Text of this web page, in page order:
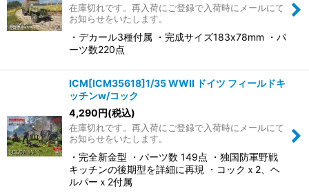
在庫切れです。再入荷にご登録で入荷時にメールにて
お知らせをいたします。
・デカール3種付属 ・完成サイズ183x78mm ・パ
ーツ数220点
ICM[ICM35618]1/35 WWII ドイツ フィールドキ
ッチンw/コック
4,290円(税込)
在庫切れです。再入荷にご登録で入荷時にメールにて
お知らせをいたします。
・完全新金型 ・パーツ数 149点 ・独国防軍野戦
キッチンの後期型を詳細に再現 ・コックｘ2、ヘ
ルパーｘ2付属